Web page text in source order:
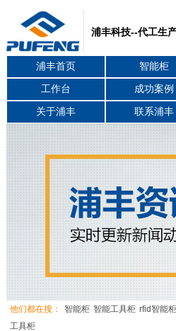
浦丰科技--代工生
浦丰首页 智能柜
工作台 成功案例
关于浦丰 联系浦丰
他们都在搜： 智能柜 智能工具柜 rfid智能柜
工具柜